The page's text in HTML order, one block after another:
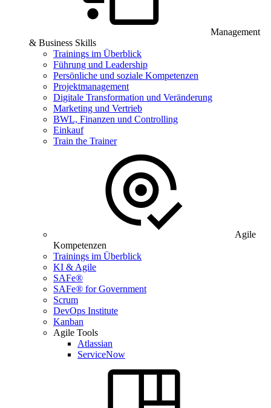
Management
& Business Skills
Trainings im Überblick
Führung und Leadership
Persönliche und soziale Kompetenzen
Projektmanagement
Digitale Transformation und Veränderung
Marketing und Vertrieb
BWL, Finanzen und Controlling
Einkauf
Train the Trainer
Agile
Kompetenzen
Trainings im Überblick
KI & Agile
SAFe®
SAFe® for Government
Scrum
DevOps Institute
Kanban
Agile Tools
Atlassian
ServiceNow